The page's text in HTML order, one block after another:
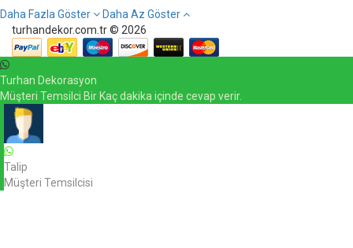
Daha Fazla Göster
Daha Az Göster
turhandekor.com.tr © 2026
Turhan Dekorasyon
Müşteri Temsilci Bir Kaç dakika içinde cevap verir.
Talip
Müşteri Temsilcisi